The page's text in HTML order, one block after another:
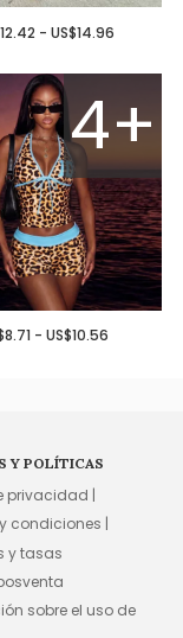
- US$14.96
4+
- US$10.56
Y POLÍTICAS
privacidad |
condiciones |
y tasas
sobre el uso de